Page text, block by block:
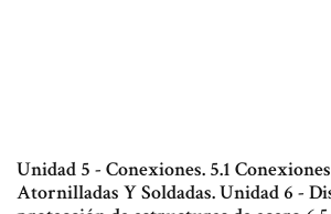
Unidad 5 - Conexiones. 5.1
Atornilladas Y Soldadas. Unidad 6 -